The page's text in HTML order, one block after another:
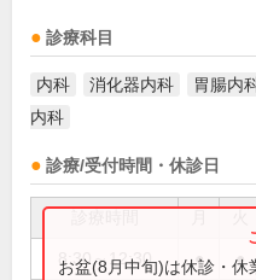
診療科目
内科 消化器内科 胃腸内
内科
診療/受付時間・休診日
8:30～12:30 ● ●
お盆(8月中旬)は休診・